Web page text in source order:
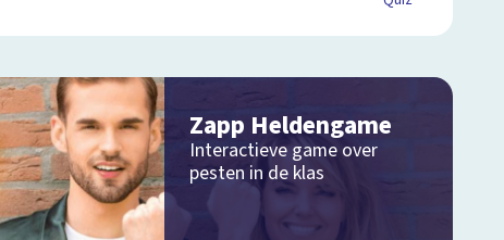
Zapp Heldengame
Interactieve game over
pesten in de klas